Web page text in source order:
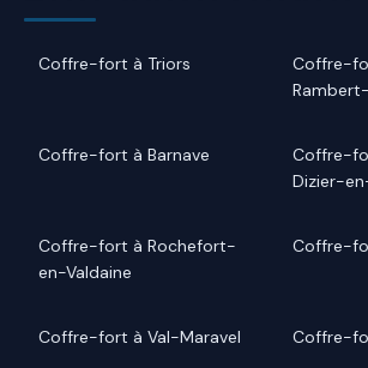
Coffre-fort à Triors
Coffre-
Coffre-fort à Barnave
Coffre-
Dizier-
Coffre-fort à Rochefort-
en-Valdaine
Coffre-
Coffre-fort à Val-Maravel Coffre-